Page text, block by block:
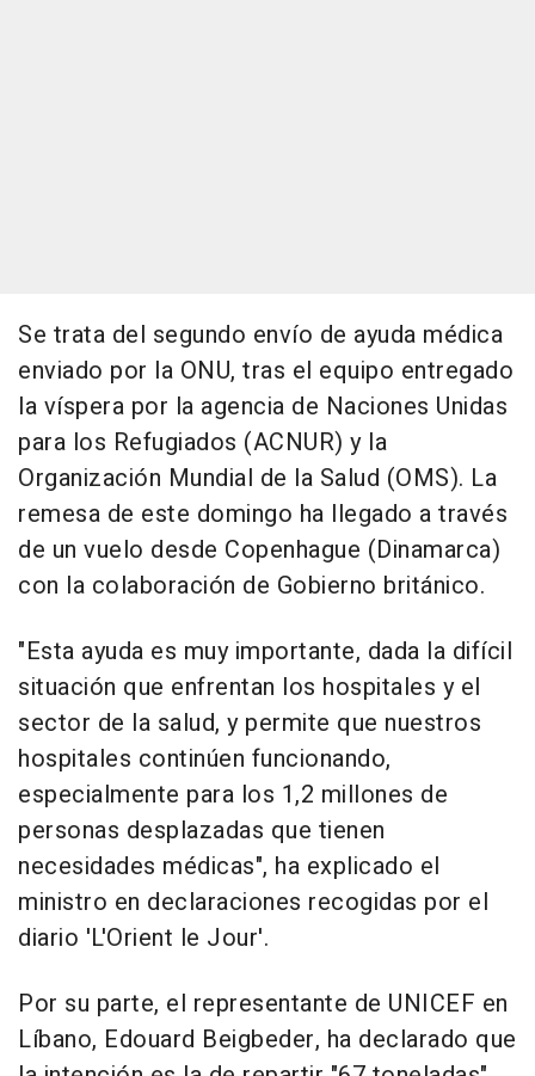
Se trata del segundo envío de ayuda médica
enviado por la ONU, tras el equipo entregado
la víspera por la agencia de Naciones Unidas
para los Refugiados (ACNUR) y la
Organización Mundial de la Salud (OMS). La
remesa de este domingo ha llegado a través
de un vuelo desde Copenhague (Dinamarca)
con la colaboración de Gobierno británico.
"Esta ayuda es muy importante, dada la difícil
situación que enfrentan los hospitales y el
sector de la salud, y permite que nuestros
hospitales continúen funcionando,
especialmente para los 1,2 millones de
personas desplazadas que tienen
necesidades médicas", ha explicado el
ministro en declaraciones recogidas por el
diario 'L'Orient le Jour'.
Por su parte, el representante de UNICEF en
Líbano, Edouard Beigbeder, ha declarado que